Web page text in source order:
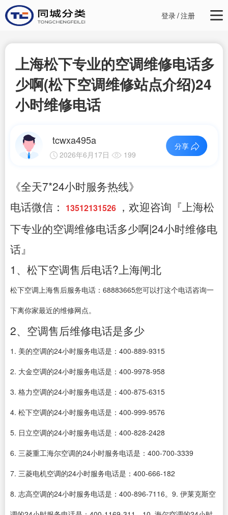
登录/注册
上海松下专业的空调维修电话多
少啊(松下空调维修站点介绍)24
小时维修电话
tcwxa495a
2026年6月17日 199
分享
《全天7*24小时服务热线》
电话微信：
13512131526 ，欢迎咨询『上海松
下专业的空调维修电话多少啊|24小时维修电
话』
1、松下空调售后电话?上海闸北
松下空调上海售后服务电话：68883665您可以打这个电话咨询一
下离你家最近的维修网点。
2、空调售后维修电话是多少
1. 美的空调的24小时服务电话是：400-889-9315
2. 大金空调的24小时服务电话是：400-9978-958
3. 格力空调的24小时服务电话是：400-875-6315
4. 松下空调的24小时服务电话是：400-999-9576
5. 日立空调的24小时服务电话是：400-828-2428
6. 三菱重工海尔空调的24小时服务电话是：400-700-3339
7. 三菱电机空调的24小时服务电话是：400-666-182
8. 志高空调的24小时服务电话是：400-896-7116。9. 伊莱克斯空